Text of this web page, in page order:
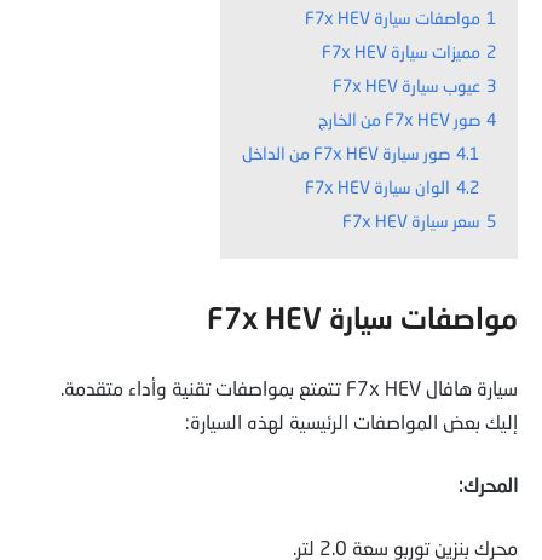
1 مواصفات سيارة F7x HEV
2 مميزات سيارة F7x HEV
3 عيوب سيارة F7x HEV
4 صور F7x HEV من الخارج
4.1 صور سيارة F7x HEV من الداخل
4.2 الوان سيارة F7x HEV
5 سعر سيارة F7x HEV
مواصفات سيارة F7x HEV
سيارة هافال F7x HEV تتمتع بمواصفات تقنية وأداء متقدمة.
إليك بعض المواصفات الرئيسية لهذه السيارة:
المحرك:
محرك بنزين توربو سعة 2.0 لتر.